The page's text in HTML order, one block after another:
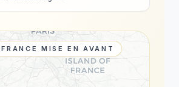
MISE EN AVANT